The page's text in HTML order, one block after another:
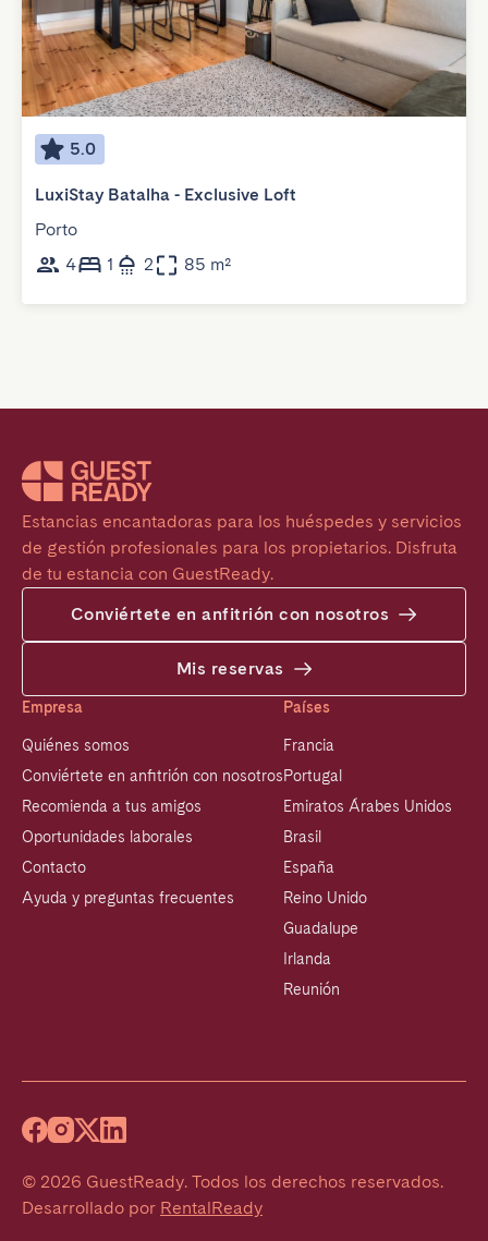
5.0
LuxiStay Batalha - Exclusive Loft
Porto
4
1 2 85 m²
Estancias encantadoras para los huéspedes y servicios
de gestión profesionales para los propietarios. Disfruta
de tu estancia con GuestReady.
Conviértete en anfitrión con nosotros
Mis reservas
Empresa
Quiénes somos
Conviértete en anfitrión con nosotros
Recomienda a tus amigos
Oportunidades laborales
Contacto
Ayuda y preguntas frecuentes
Países
Francia
Portugal
Emiratos Árabes Unidos
Brasil
España
Reino Unido
Guadalupe
Irlanda
Reunión
© 2026 GuestReady. Todos los derechos reservados.
Desarrollado por RentalReady